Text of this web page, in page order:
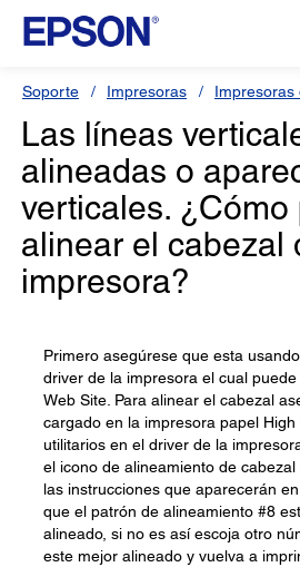
Soporte Impresoras Impresoras
Las líneas
alineadas o
verticales. ¿Cómo
alinear el cabezal
impresora?
Primero asegúrese que esta
driver de la impresora el cual
Web Site. Para alinear el cabezal
cargado en la impresora papel
utilitarios en el driver de la
el icono de alineamiento de
las instrucciones que aparecerán
que el patrón de alineamiento #8
alineado, si no es así escoja otro
este mejor alineado y vuelva a